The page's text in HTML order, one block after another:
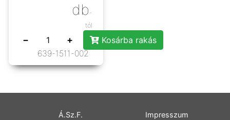
db -
tól
− +
Kosárba rakás
639-1511-002
Á.Sz.F.
Impresszum